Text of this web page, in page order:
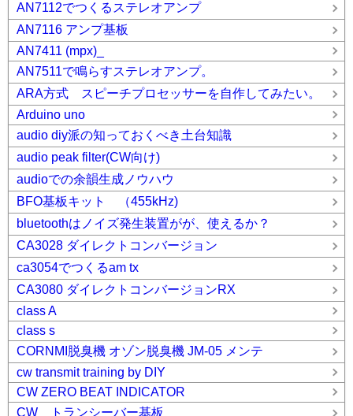
AN7112でつくるステレオアンプ
AN7116 アンプ基板
AN7411 (mpx)_
AN7511で鳴らすステレオアンプ。
ARA方式 スピーチプロセッサーを自作してみたい。
Arduino uno
audio diy派の知っておくべき土台知識
audio peak filter(CW向け)
audioでの余韻生成ノウハウ
BFO基板キット （455kHz)
bluetoothはノイズ発生装置がが、使えるか？
CA3028 ダイレクトコンバージョン
ca3054でつくるam tx
CA3080 ダイレクトコンバージョンRX
class A
class s
CORNMI脱臭機 オゾン脱臭機 JM-05 メンテ
cw transmit training by DIY
CW ZERO BEAT INDICATOR
CW トランシーバー基板